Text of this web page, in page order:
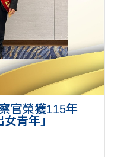
官榮獲115年
青年」